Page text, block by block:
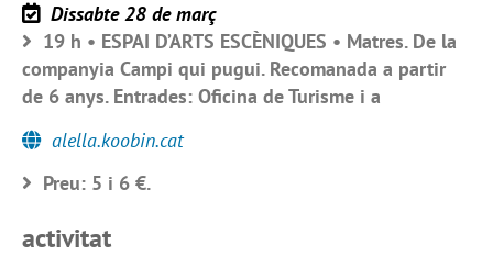
Dissabte 28 de març
19 h • ESPAI D’ARTS ESCÈNIQUES • Matres. De la
companyia Campi qui pugui. Recomanada a partir
de 6 anys. Entrades: Oficina de Turisme i a
alella.koobin.cat
Preu: 5 i 6 €.
activitat